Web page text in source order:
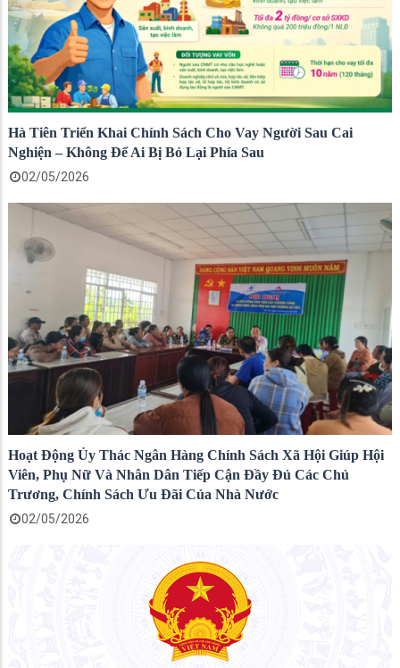
Hà Tiên Triển Khai Chính Sách Cho Vay Người Sau Cai
Nghiện – Không Để Ai Bị Bỏ Lại Phía Sau
02/05/2026
Hoạt Động Ủy Thác Ngân Hàng Chính Sách Xã Hội Giúp Hội
Viên, Phụ Nữ Và Nhân Dân Tiếp Cận Đầy Đủ Các Chủ
Trương, Chính Sách Ưu Đãi Của Nhà Nước
02/05/2026